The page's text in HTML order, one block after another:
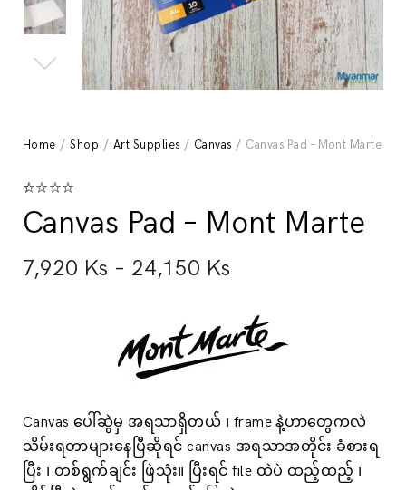
Home /Shop / Art Supplies / Canvas / Canvas Pad – Mont Marte
out of 5
based on
rating
Canvas Pad – Mont Marte
7,920 Ks – 24,150 Ks
Canvas ပေါ်ဆွဲမှ အရသာရှိတယ် ၊ frame နဲ့ဟာတွေကလဲ
သိမ်းရတာများနေပြီဆိုရင် canvas အရသာအတိုင်း ခံစားရ
ပြီး ၊ တစ်ရွက်ချင်း ဖြဲသုံး။ ပြီးရင် file ထဲပဲ ထည့်ထည့် ၊